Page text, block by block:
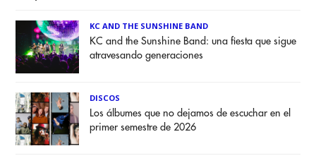
KC AND THE SUNSHINE BAND
KC and the Sunshine Band: una fiesta que sigue
atravesando generaciones
DISCOS
Los álbumes que no dejamos de escuchar en el
primer semestre de 2026